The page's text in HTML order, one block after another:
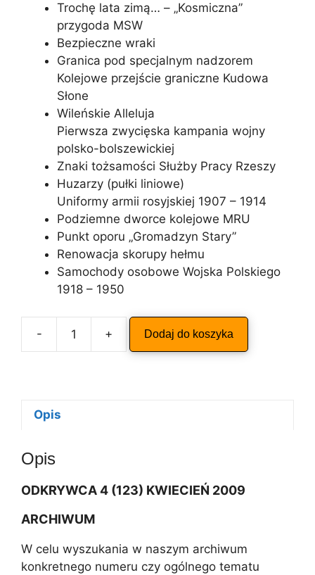
Trochę lata zimą… – „Kosmiczna”
przygoda MSW
Bezpieczne wraki
Granica pod specjalnym nadzorem
Kolejowe przejście graniczne Kudowa
Słone
Wileńskie Alleluja
Pierwsza zwycięska kampania wojny
polsko-bolszewickiej
Znaki tożsamości Służby Pracy Rzeszy
Huzarzy (pułki liniowe)
Uniformy armii rosyjskiej 1907 – 1914
Podziemne dworce kolejowe MRU
Punkt oporu „Gromadzyn Stary”
Renowacja skorupy hełmu
Samochody osobowe Wojska Polskiego
1918 – 1950
-
ilość
ODKRYWCA
+ Dodaj do koszyka
i
v
:
Opis
Opis
ODKRYWCA 4 (123) KWIECIEŃ 2009
ARCHIWUM
W celu wyszukania w naszym archiwum
konkretnego numeru czy ogólnego tematu